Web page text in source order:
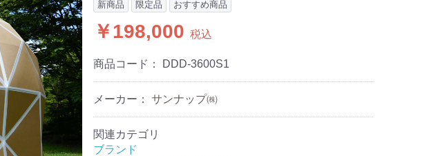
新商品 限定品 おすすめ商品
￥198,000 税込
商品コード： DDD-3600S1
メーカー： サンナップ㈱
関連カテゴリ
ブランド